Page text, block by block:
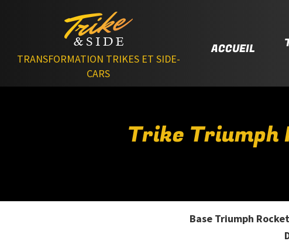
TRANSFORMATION TRIKES ET SIDE-
CARS
ACCUEIL
Trike Triumph
Base Triumph